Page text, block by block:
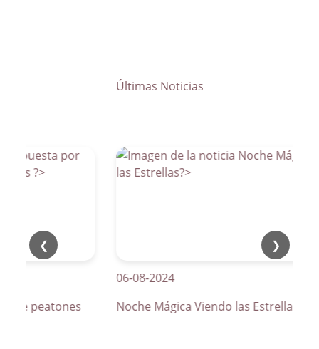
Últimas Noticias
❮ ❯
de peatones
06-08-2024
Noche Mágica Viendo las Estrellas